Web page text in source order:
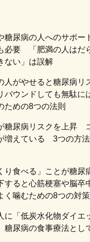
糖尿病の人へのサポー
必要 「肥満の人はだ
ない」は誤解
人がやせると糖尿病
バウンドしても無駄
ための8つの法則
糖尿病リスクを上昇
増えている 3つの方
り食べる」ことが糖
すると心筋梗塞や脳卒
噛むための8つの対策
に「低炭水化物ダイエ
尿病の食事療法とし